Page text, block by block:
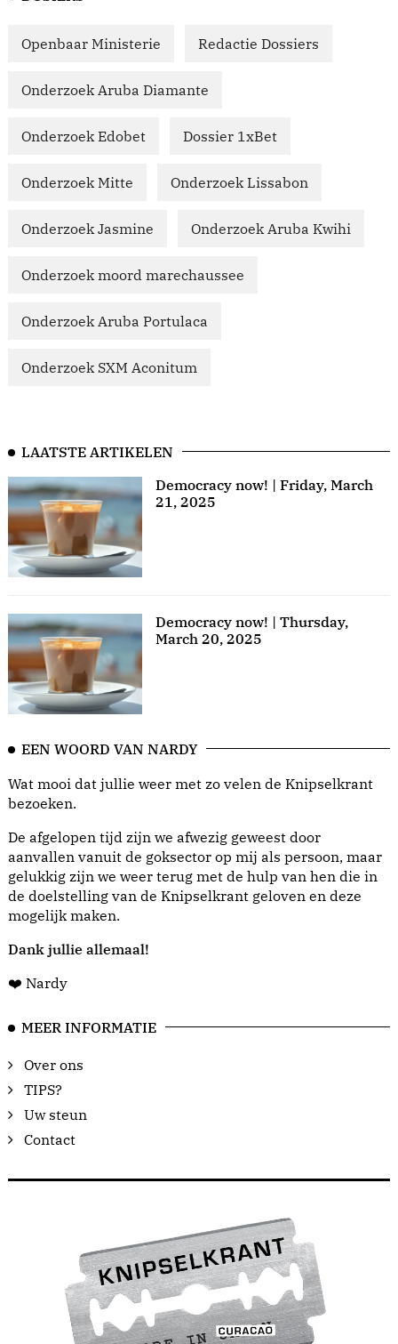
Openbaar Ministerie Redactie Dossiers
Onderzoek Aruba Diamante
Onderzoek Edobet Dossier 1xBet
Onderzoek Mitte Onderzoek Lissabon
Onderzoek Jasmine Onderzoek Aruba Kwihi
Onderzoek moord marechaussee
Onderzoek Aruba Portulaca
Onderzoek SXM Aconitum
LAATSTE ARTIKELEN
Democracy now! | Friday, March
21, 2025
Democracy now! | Thursday,
March 20, 2025
EEN WOORD VAN NARDY
Wat mooi dat jullie weer met zo velen de Knipselkrant
bezoeken.
De afgelopen tijd zijn we afwezig geweest door
aanvallen vanuit de goksector op mij als persoon, maar
gelukkig zijn we weer terug met de hulp van hen die in
de doelstelling van de Knipselkrant geloven en deze
mogelijk maken.
Dank jullie allemaal!
❤️ Nardy
MEER INFORMATIE
Over ons
TIPS?
Uw steun
Contact